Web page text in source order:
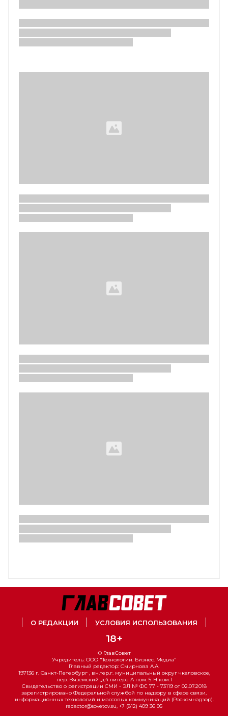
О РЕДАКЦИИ УСЛОВИЯ ИСПОЛЬЗОВАНИЯ
18+
© ГлавСовет
Учредитель: ООО "Технологии. Бизнес. Медиа"
Главный редактор: Смирнова А.А.
197136 г. Санкт-Петербург , вн.тер.г. муниципальный округ чкаловское,
пер. Вяземский ,д.4 литера А пом. 5-Н ком.1
Свидетельство о регистрации СМИ - ЭЛ № ФС 77 - 73119 от 02.07.2018
зарегистрировано Федеральной службой по надзору в сфере связи,
информационных технологий и массовых коммуникаций (Роскомнадзор).
redactor@sovetov.su, +7 (812) 409 36 95